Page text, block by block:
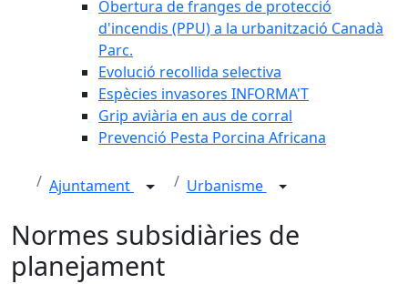
Obertura de franges de protecció
d'incendis (PPU) a la urbanització Canadà
Parc.
Evolució recollida selectiva
Espècies invasores INFORMA'T
Grip aviària en aus de corral
Prevenció Pesta Porcina Africana
Ajuntament Urbanisme
Normes subsidiàries de
planejament